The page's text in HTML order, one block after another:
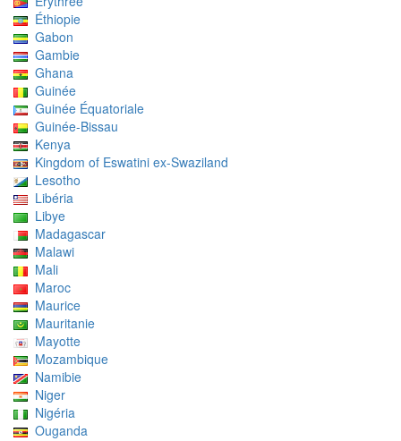
Éthiopie
Gabon
Gambie
Ghana
Guinée
Guinée Équatoriale
Guinée-Bissau
Kenya
Kingdom of Eswatini ex-Swaziland
Lesotho
Libéria
Libye
Madagascar
Malawi
Mali
Maroc
Maurice
Mauritanie
Mayotte
Mozambique
Namibie
Niger
Nigéria
Ouganda